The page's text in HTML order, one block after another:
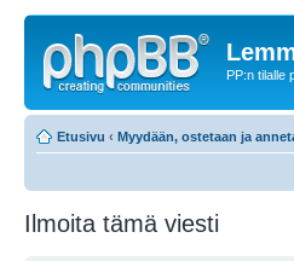
PP:n tilalle
Etusivu ‹ Myydään, ostetaan ja
Ilmoita tämä viesti